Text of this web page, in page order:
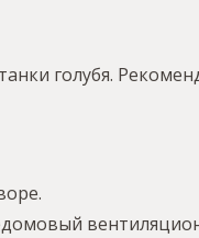
голубя.